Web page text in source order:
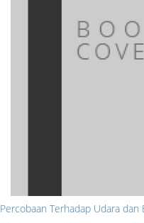
Percobaan Terhadap Udara dan